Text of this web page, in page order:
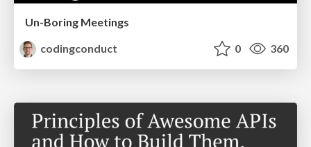
Un-Boring Meetings
codingconduct
0 360